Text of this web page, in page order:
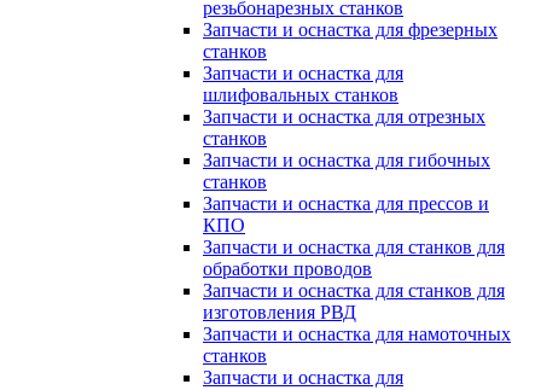
резьбонарезных станков
Запчасти и оснастка для фрезерных
станков
Запчасти и оснастка для
шлифовальных станков
Запчасти и оснастка для отрезных
станков
Запчасти и оснастка для гибочных
станков
Запчасти и оснастка для прессов и
КПО
Запчасти и оснастка для станков для
обработки проводов
Запчасти и оснастка для станков для
изготовления РВД
Запчасти и оснастка для намоточных
станков
Запчасти и оснастка для